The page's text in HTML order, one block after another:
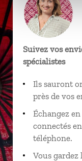
Suivez vos
spécialistes
Ils sauront
près de vos
Échangez
connectés
téléphone.
Vous